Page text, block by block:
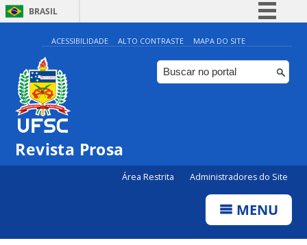
BRASIL
Simplifique!
Comunica BR
Participe
ACESSIBILIDADE ALTO CONTRASTE MAPA DO SITE
Revista Prosa
Área Restrita Administradores do Site
MENU